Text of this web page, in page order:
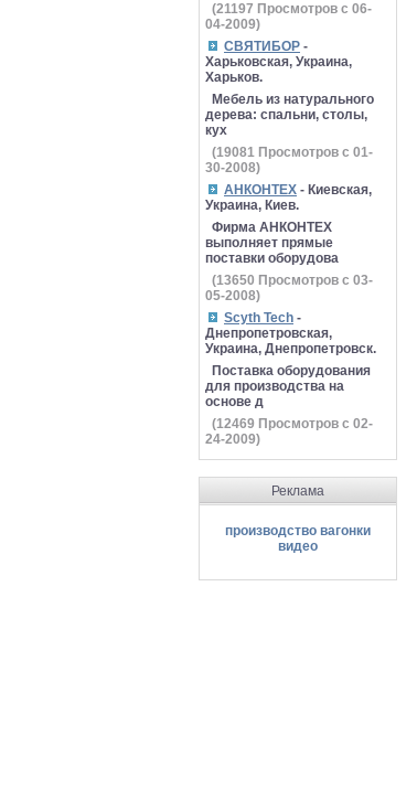
(21197 Просмотров с 06-
04-2009)
СВЯТИБОР -
Харьковская, Украина,
Харьков.
Мебель из натурального
дерева: спальни, столы,
кух
(19081 Просмотров с 01-
30-2008)
АНКОНТЕХ - Киевская,
Украина, Киев.
Фирма АНКОНТЕХ
выполняет прямые
поставки оборудова
(13650 Просмотров с 03-
05-2008)
Scyth Tech -
Днепропетровская,
Украина, Днепропетровск.
Поставка оборудования
для производства на
основе д
(12469 Просмотров с 02-
24-2009)
Реклама
производство вагонки
видео